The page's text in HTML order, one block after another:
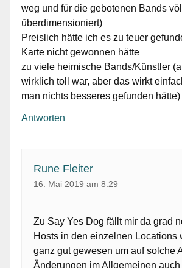
weg und für die gebotenen Bands
überdimensioniert)
Preislich hätte ich es zu teuer
Karte nicht gewonnen hätte
zu viele heimische Bands/Künstler
wirklich toll war, aber das wirkt
man nichts besseres gefunden hätte)
Antworten
Rune Fleiter
16. Mai 2019 am 8:29
Zu Say Yes Dog fällt mir da grad
Hosts in den einzelnen Locations
ganz gut gewesen um auf solche
Änderungen im Allgemeinen